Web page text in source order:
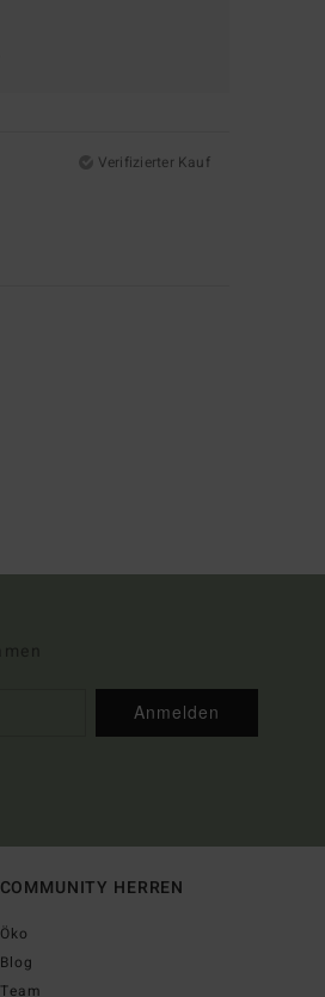
Verifizierter Kauf
Anmelden
COMMUNITY HERREN
Öko
Blog
Team